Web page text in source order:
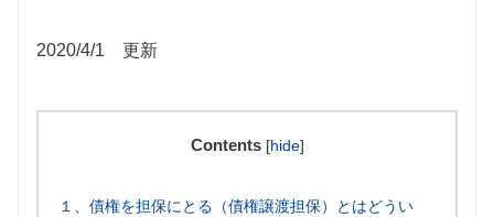
2020/4/1 更新
Contents [hide]
１、債権を担保にとる（債権譲渡担保）とはどうい